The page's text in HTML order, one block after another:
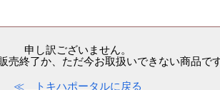
申し訳ございません。
売終了か、ただ今お取扱いできない商品です
≪ トキハポータルに戻る